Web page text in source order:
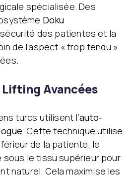
spécialisée. Des
Doku
des patientes et la
de l’aspect « trop tendu »
Avancées
turcs utilisent l’auto-
. Cette technique utilise
de la patiente, le
le tissu supérieur pour
naturel. Cela maximise les